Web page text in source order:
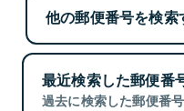
他の郵便番号を検索
最近検索した郵便番
過去に検索した郵便番